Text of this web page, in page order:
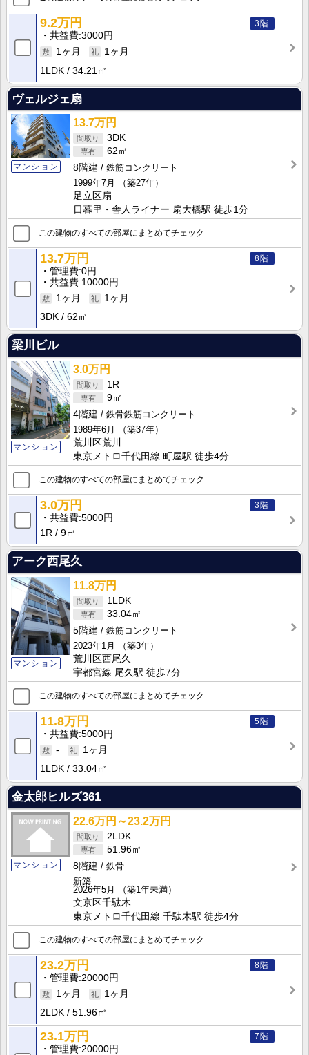
3階
9.2万円
共益費 3000円
1ヶ月
1ヶ月
1LDK
34.21㎡
ヴェルジェ扇
マンション
13.7万円
3DK
62㎡
8階建
鉄筋コンクリート
1999年7月
（築27年）
足立区扇
日暮里・舎人ライナー 扇大橋駅 徒歩1分
この建物のすべての部屋にまとめてチェック
8階
13.7万円
管理費 0円
共益費 10000円
1ヶ月
1ヶ月
3DK
62㎡
梁川ビル
マンション
3.0万円
1R
9㎡
4階建
鉄骨鉄筋コンクリート
1989年6月
（築37年）
荒川区荒川
東京メトロ千代田線 町屋駅 徒歩4分
この建物のすべての部屋にまとめてチェック
3階
3.0万円
共益費 5000円
1R
9㎡
アーク西尾久
マンション
11.8万円
1LDK
33.04㎡
5階建
鉄筋コンクリート
2023年1月
（築3年）
荒川区西尾久
宇都宮線 尾久駅 徒歩7分
この建物のすべての部屋にまとめてチェック
5階
11.8万円
共益費 5000円
-
1ヶ月
1LDK
33.04㎡
金太郎ヒルズ361
マンション
22.6万円～23.2万円
2LDK
51.96㎡
8階建
鉄骨
新築
2026年5月
（築1年未満）
文京区千駄木
東京メトロ千代田線 千駄木駅 徒歩4分
この建物のすべての部屋にまとめてチェック
8階
23.2万円
管理費 20000円
1ヶ月
1ヶ月
2LDK
51.96㎡
7階
23.1万円
管理費 20000円